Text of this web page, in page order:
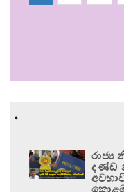
.
රාජ්‍ය
දණ්ඩ